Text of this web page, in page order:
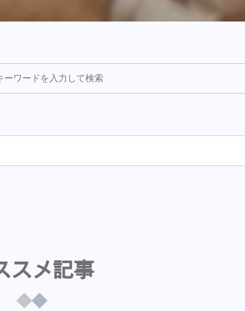
スメ記事